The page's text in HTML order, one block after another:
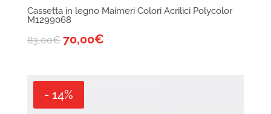
Cassetta in legno Maimeri Colori Acrilici Polycolor
M1299068
83,00€ 70,00€
- 14%